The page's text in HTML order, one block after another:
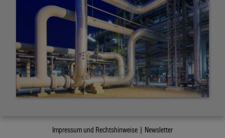
Impressum und Rechtshinweise | Newsletter